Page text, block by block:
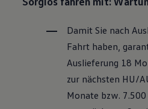
Handy und
Über Ihr Auto
Vorgängermodelle
Volkswagen
Warn- und
Digitale
Damit Sie nach
Fahrt haben,
Auslieferung 18
zur nächsten HU/
Monate bzw.